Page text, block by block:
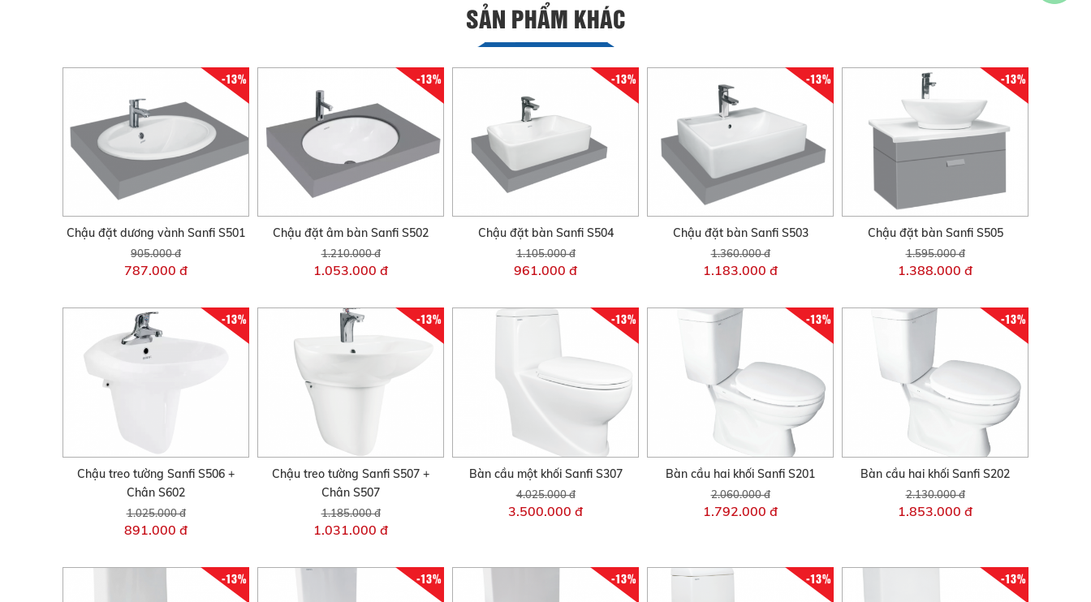
SẢN PHẨM KHÁC
-13%
Chậu đặt dương vành Sanfi S501
905.000 đ
787.000 đ
-13%
Chậu đặt âm bàn Sanfi S502
1.210.000 đ
1.053.000 đ
-13%
Chậu đặt bàn Sanfi S504
1.105.000 đ
961.000 đ
-13%
Chậu đặt bàn Sanfi S503
1.360.000 đ
1.183.000 đ
-13%
Chậu đặt bàn Sanfi S505
1.595.000 đ
1.388.000 đ
-13%
Chậu treo tường Sanfi S506 +
Chân S602
1.025.000 đ
891.000 đ
-13%
Chậu treo tường Sanfi S507 +
Chân S507
1.185.000 đ
1.031.000 đ
-13%
Bàn cầu một khối Sanfi S307
4.025.000 đ
3.500.000 đ
-13%
Bàn cầu hai khối Sanfi S201
2.060.000 đ
1.792.000 đ
-13%
Bàn cầu hai khối Sanfi S202
2.130.000 đ
1.853.000 đ
-13% -13% -13% -13% -13%